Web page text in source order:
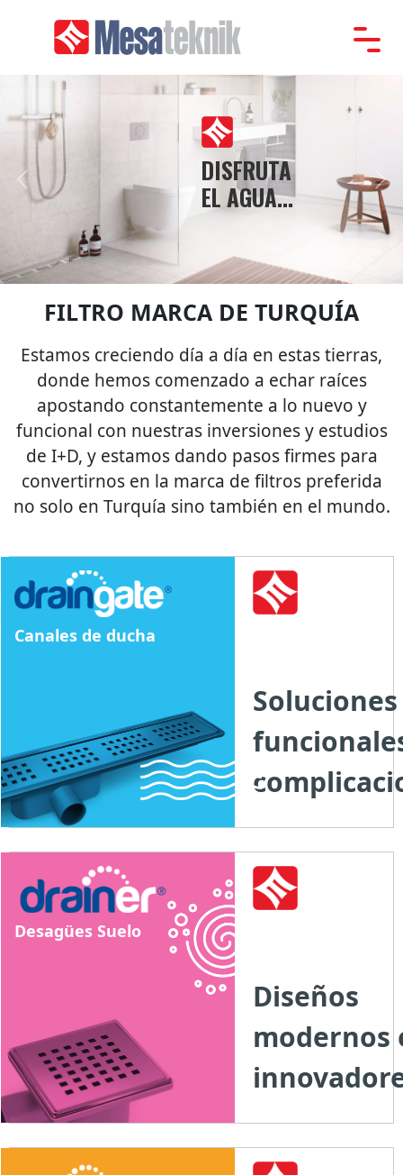
Institucional
Productos
Catalogar
DISFRUTA
EL AGUA...
Previous
FILTRO MARCA DE TURQUÍA
Estamos creciendo día a día en estas tierras,
donde hemos comenzado a echar raíces
apostando constantemente a lo nuevo y
funcional con nuestras inversiones y estudios
de I+D, y estamos dando pasos firmes para
convertirnos en la marca de filtros preferida
no solo en Turquía sino también en el mundo.
Canales de ducha
Soluciones
Desagües Suelo
Diseños
modernos